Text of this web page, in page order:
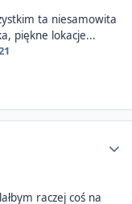
ta niesamowita
piękne lokacje...
raczej coś na